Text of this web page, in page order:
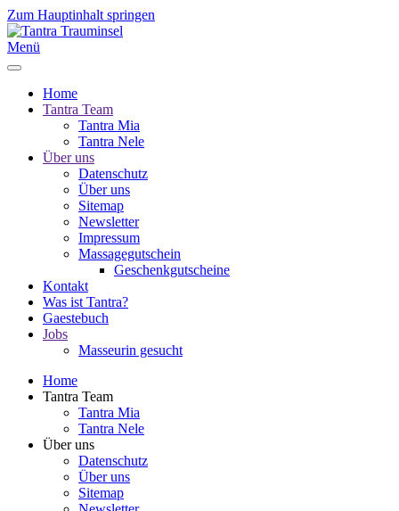
Zum Hauptinhalt springen
Menü
Home
Tantra Team
Tantra Mia
Tantra Nele
Über uns
Datenschutz
Über uns
Sitemap
Newsletter
Impressum
Massagegutschein
Geschenkgutscheine
Kontakt
Was ist Tantra?
Gaestebuch
Jobs
Masseurin gesucht
Home
Tantra Team
Tantra Mia
Tantra Nele
Über uns
Datenschutz
Über uns
Sitemap